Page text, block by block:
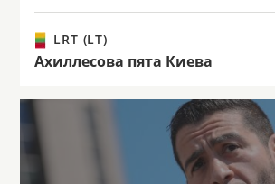
LRT (LT)
Ахиллесова пята Киева